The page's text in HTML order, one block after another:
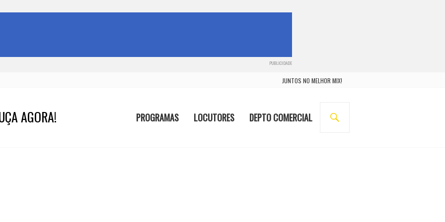
PUBLICIDADE
JUNTOS NO MELHOR MIX!
AGORA! PROGRAMAS LOCUTORES DEPTO COMERCIAL